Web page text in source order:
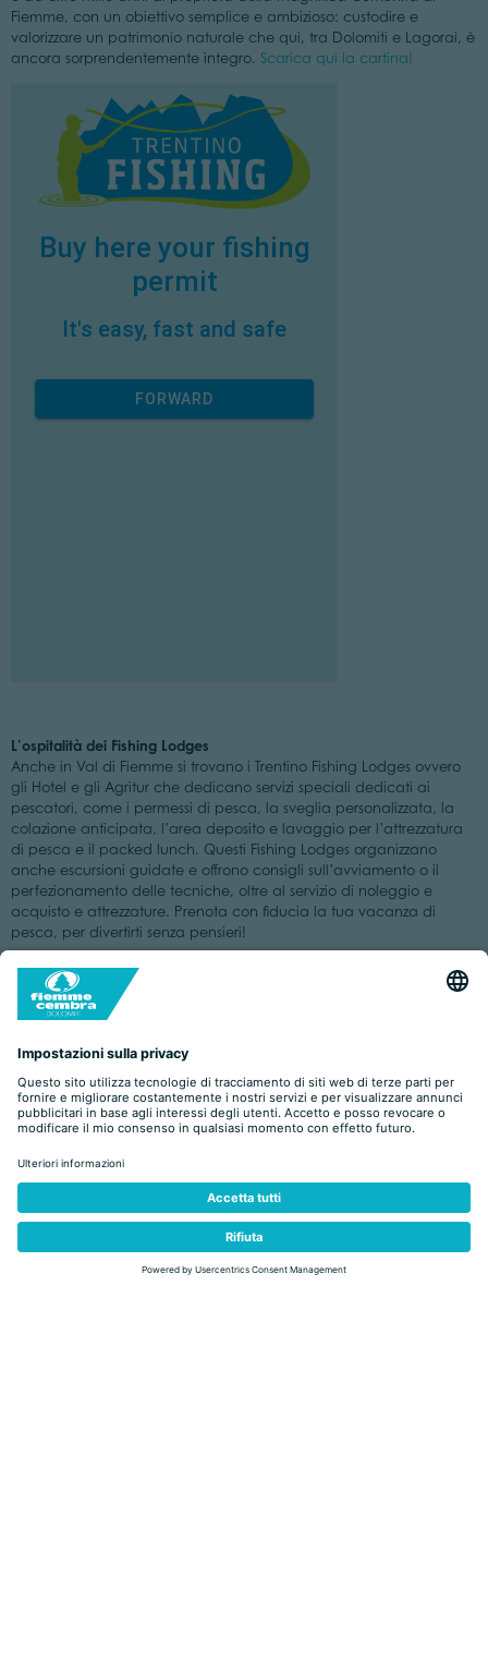
Fiemme, con un obiettivo semplice e ambizioso: custodire e
valorizzare un patrimonio naturale che qui, tra Dolomiti e Lagorai, è
ancora sorprendentemente integro. Scarica qui la cartina!
L’ospitalità dei Fishing Lodges
Anche in Val di Fiemme si trovano i Trentino Fishing Lodges ovvero
gli Hotel e gli Agritur che dedicano servizi speciali dedicati ai
pescatori, come i permessi di pesca, la sveglia personalizzata, la
colazione anticipata, l’area deposito e lavaggio per l’attrezzatura
di pesca e il packed lunch. Questi Fishing Lodges organizzano
anche escursioni guidate e offrono consigli sull’avviamento o il
perfezionamento delle tecniche, oltre al servizio di noleggio e
acquisto e attrezzature. Prenota con fiducia la tua vacanza di
pesca, per divertirti senza pensieri!
Scopri i Fishing Lodges